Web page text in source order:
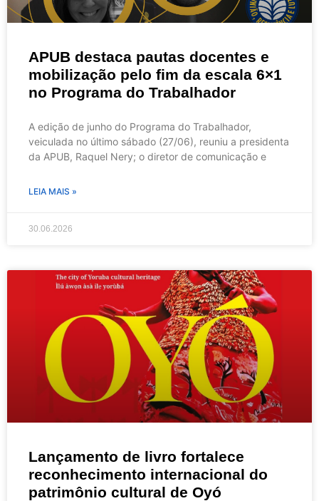
APUB destaca pautas docentes e
mobilização pelo fim da escala 6×1
no Programa do Trabalhador
A edição de junho do Programa do Trabalhador,
veiculada no último sábado (27/06), reuniu a presidenta
da APUB, Raquel Nery; o diretor de comunicação e
LEIA MAIS »
30.06.2026
Lançamento de livro fortalece
reconhecimento internacional do
patrimônio cultural de Oyó